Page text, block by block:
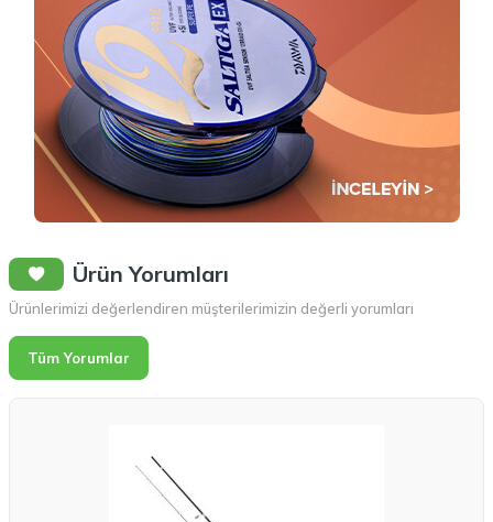
Ürün Yorumları
Ürünlerimizi değerlendiren müşterilerimizin değerli yorumları
Tüm Yorumlar